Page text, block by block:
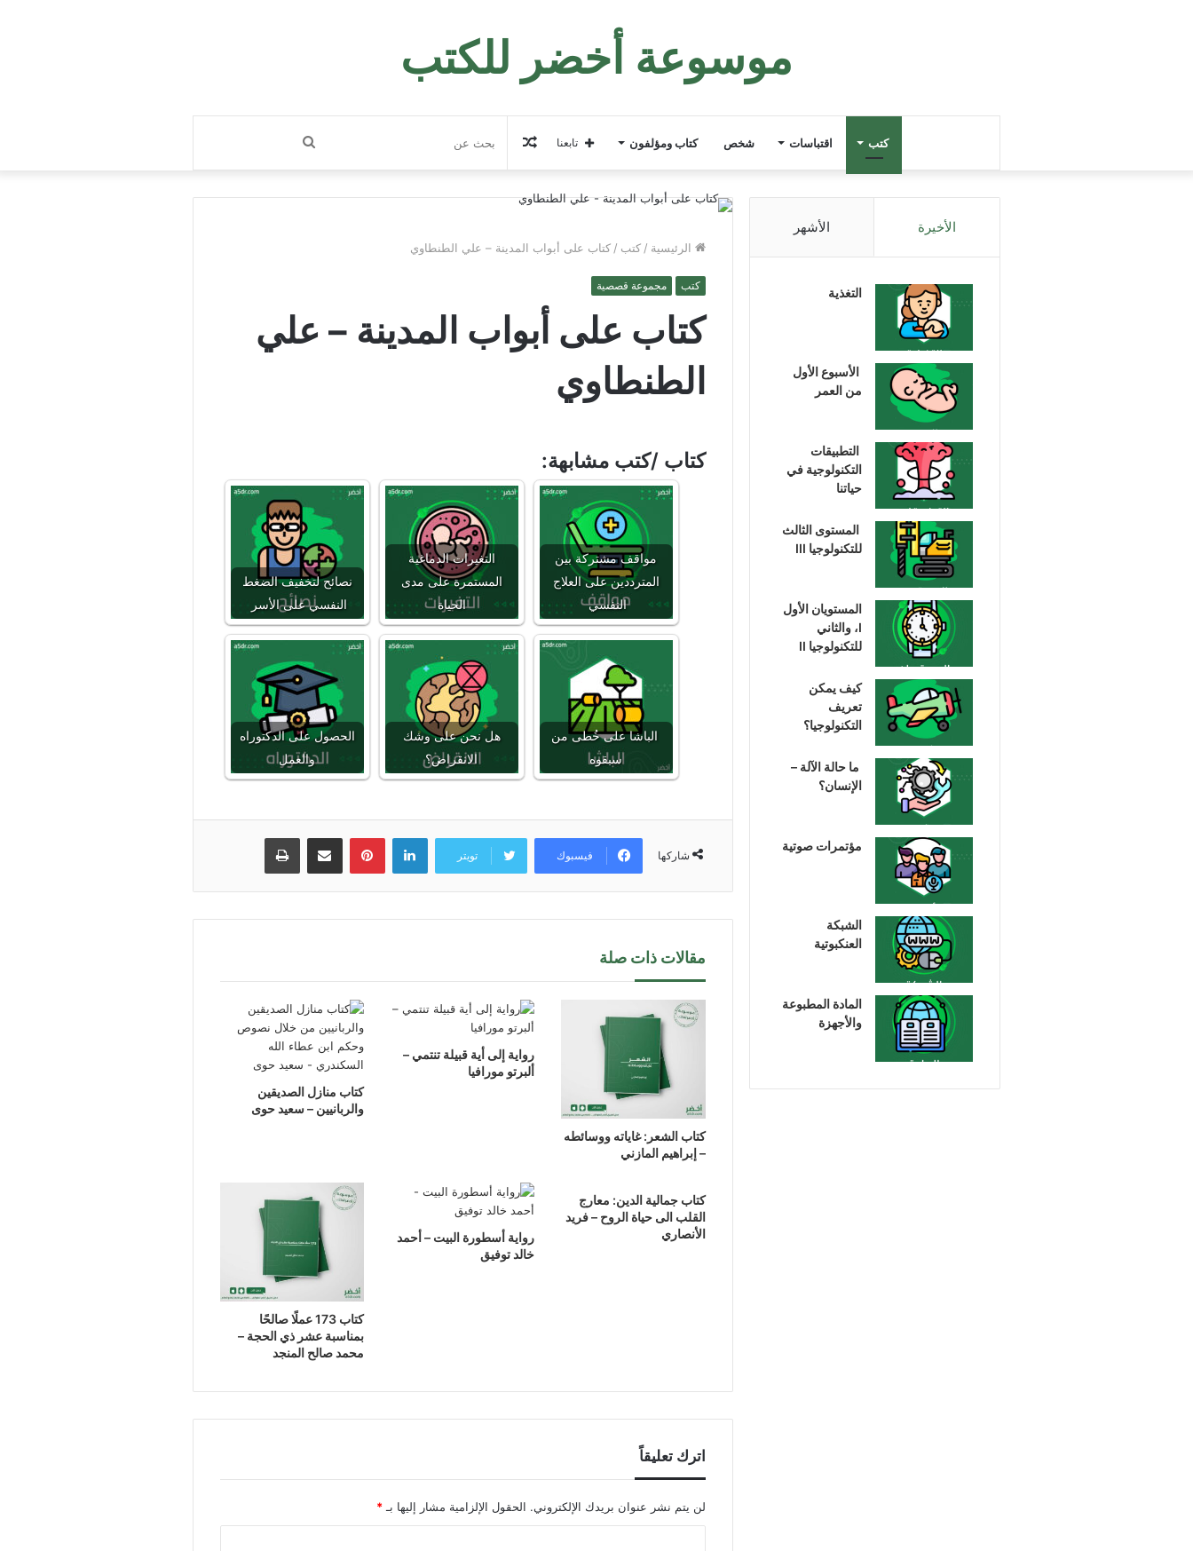
موسوعة أخضر للكتب
كتب اقتباسات شخص كتاب ومؤلفون بحث
عن
مقال
عشوائي
تابعنا
الرئيسية / كتب / كتاب على أبواب المدينة – علي الطنطاوي
كتب مجموعة قصصية
كتاب على أبواب المدينة – علي
الطنطاوي
كتاب /كتب مشابهة:
نصائح لتخفيف الضغط
النفسي على الأسر
التغيرات الدماغية
المستمرة على مدى
الحياة
مواقف مشتركة بين
المترددين على العلاج
النفسي
الحصول على الدكتوراه
والعمل
هل نحن على وشك
الانقراض؟
الباشا على خُطى من
سبقوه
شاركها فيسبوك تويتر
لينكدإن بينتيريستمشاركة عبر البريد طباعة
مقالات ذات صلة
كتاب الشعر: غاياته ووسائطه
– إبراهيم المازني
رواية إلى أية قبيلة تنتمي –
ألبرتو مورافيا
كتاب منازل الصديقين
والربانيين – سعيد حوى
كتاب جمالية الدين: معارج
القلب الى حياة الروح – فريد
الأنصاري
رواية أسطورة البيت – أحمد
خالد توفيق
كتاب 173 عملًا صالحًا
بمناسبة عشر ذي الحجة –
محمد صالح المنجد
اترك تعليقاً
لن يتم نشر عنوان بريدك الإلكتروني. الحقول الإلزامية مشار إليها بـ*
الأخيرة الأشهر
التغذية
الأسبوع الأول
من العمر
التطبيقات
التكنولوجية في
حياتنا
المستوى الثالث
للتكنولوجيا III
المستويان الأول
I، والثاني
للتكنولوجيا II
كيف يمكن
تعريف
التكنولوجيا؟
ما حالة الآلة –
الإنسان؟
مؤتمرات صوتية
الشبكة
العنكبوتية
المادة المطبوعة
والأجهزة